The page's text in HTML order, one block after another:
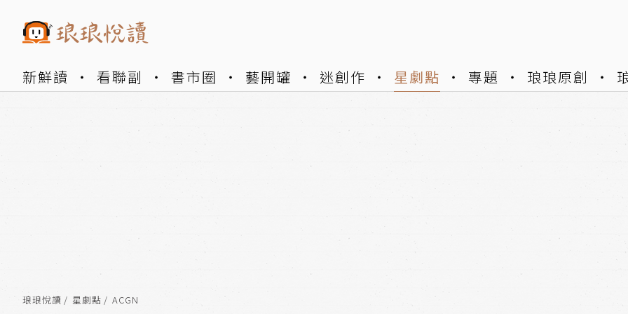
新鮮讀 看聯副 書市圈 藝開罐 迷創作 星劇點 專題 琅琅原創
琅琅悅讀 星劇點 ACGN